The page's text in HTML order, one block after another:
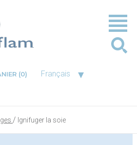
(0) Français ▾
Ignifuger la soie